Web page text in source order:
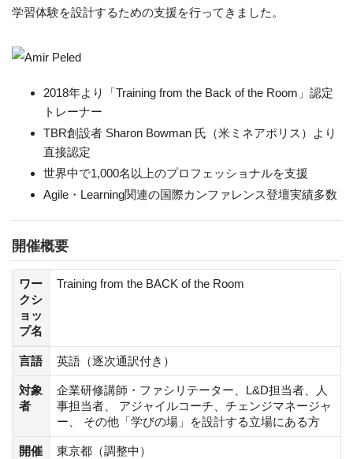
学習体験を設計するための支援を行ってきました。
2018年より「Training from the Back of the Room」認定
トレーナー
TBR創設者 Sharon Bowman 氏（米ミネアポリス）より
直接認定
世界中で1,000名以上のプロフェッショナルを支援
Agile・Learning関連の国際カンファレンス登壇実績多数
開催概要
ワー
クシ
ョッ
プ名
Training from the BACK of the Room
言語 英語（逐次通訳付き）
対象
者
企業研修講師・ファシリテーター、L&D担当者、人
事担当者、 アジャイルコーチ、チェンジマネージャ
ー、 その他「学びの場」を設計する立場にある方
開催
東京都（調整中）